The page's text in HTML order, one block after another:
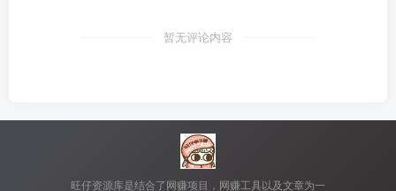
暂无评论内容
旺仔资源库是结合了网赚项目，网赚工具以及文章为一